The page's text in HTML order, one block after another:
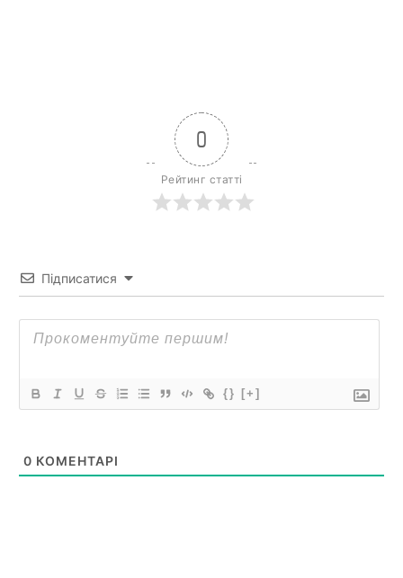
0
Рейтинг статті
Підписатися
{} [+]
0 КОМЕНТАРІ